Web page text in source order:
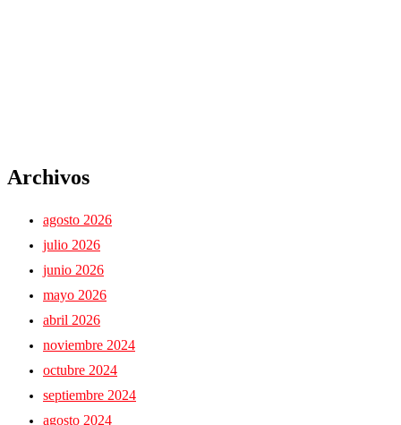
Archivos
agosto 2026
julio 2026
junio 2026
mayo 2026
abril 2026
noviembre 2024
octubre 2024
septiembre 2024
agosto 2024